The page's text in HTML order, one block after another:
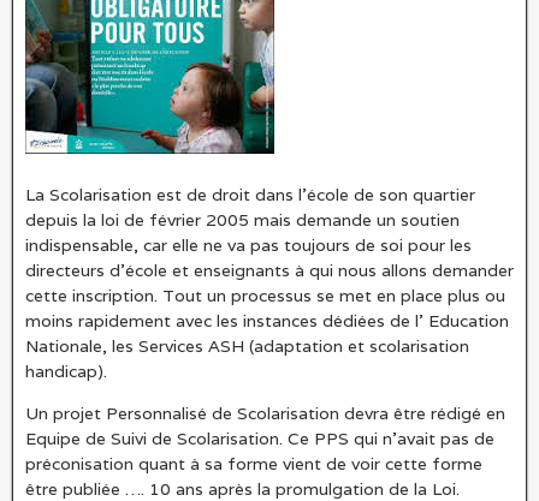
La Scolarisation est de droit dans l’école de son quartier
depuis la loi de février 2005 mais demande un soutien
indispensable, car elle ne va pas toujours de soi pour les
directeurs d’école et enseignants à qui nous allons demander
cette inscription. Tout un processus se met en place plus ou
moins rapidement avec les instances dédiées de l’ Education
Nationale, les Services ASH (adaptation et scolarisation
handicap).
Un projet Personnalisé de Scolarisation devra être rédigé en
Equipe de Suivi de Scolarisation. Ce PPS qui n’avait pas de
préconisation quant à sa forme vient de voir cette forme
être publiée …. 10 ans après la promulgation de la Loi.